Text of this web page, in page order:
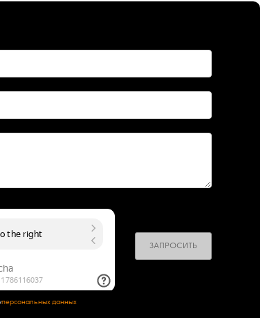
ЗАПРОСИТЬ
персональных данных